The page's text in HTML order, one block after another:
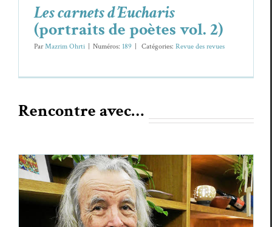
Les carnets d’Eucharis
(portraits de poètes vol. 2)
ParMazrim Ohrti | Numéros: 189 | Caté­gories: Revue des revues
Rencontre avec…